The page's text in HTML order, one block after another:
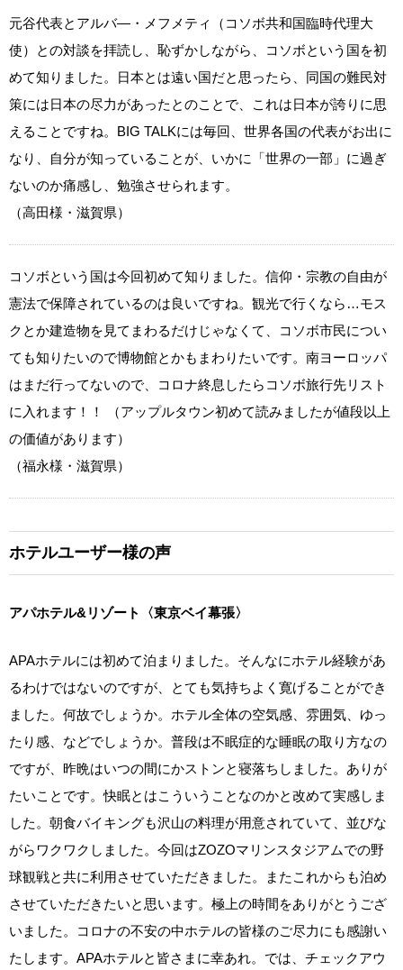
元谷代表とアルバ―・メフメティ（コソボ共和国臨時代理大
使）との対談を拝読し、恥ずかしながら、コソボという国を初
めて知りました。日本とは遠い国だと思ったら、同国の難民対
策には日本の尽力があったとのことで、これは日本が誇りに思
えることですね。BIG TALKには毎回、世界各国の代表がお出に
なり、自分が知っていることが、いかに「世界の一部」に過ぎ
ないのか痛感し、勉強させられます。
（高田様・滋賀県）
コソボという国は今回初めて知りました。信仰・宗教の自由が
憲法で保障されているのは良いですね。観光で行くなら…モス
クとか建造物を見てまわるだけじゃなくて、コソボ市民につい
ても知りたいので博物館とかもまわりたいです。南ヨーロッパ
はまだ行ってないので、コロナ終息したらコソボ旅行先リスト
に入れます！！ （アップルタウン初めて読みましたが値段以上
の価値があります）
（福永様・滋賀県）
ホテルユーザー様の声
アパホテル&リゾート〈東京ベイ幕張〉
APAホテルには初めて泊まりました。そんなにホテル経験があ
るわけではないのですが、とても気持ちよく寛げることができ
ました。何故でしょうか。ホテル全体の空気感、雰囲気、ゆっ
たり感、などでしょうか。普段は不眠症的な睡眠の取り方なの
ですが、昨晩はいつの間にかストンと寝落ちしました。ありが
たいことです。快眠とはこういうことなのかと改めて実感しま
した。朝食バイキングも沢山の料理が用意されていて、並びな
がらワクワクしました。今回はZOZOマリンスタジアムでの野
球観戦と共に利用させていただきました。またこれからも泊め
させていただきたいと思います。極上の時間をありがとうござ
いました。コロナの不安の中ホテルの皆様のご尽力にも感謝い
たします。APAホテルと皆さまに幸あれ。では、チェックアウ